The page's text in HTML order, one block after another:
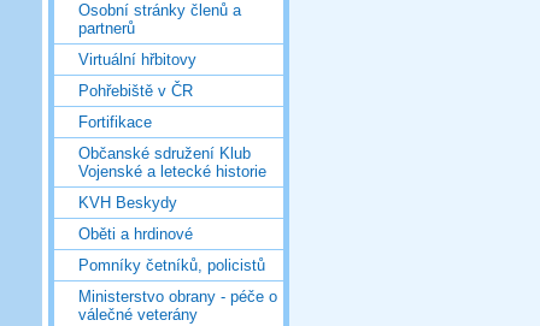
Osobní stránky členů a
partnerů
Virtuální hřbitovy
Pohřebiště v ČR
Fortifikace
Občanské sdružení Klub
Vojenské a letecké historie
KVH Beskydy
Oběti a hrdinové
Pomníky četníků, policistů
Ministerstvo obrany - péče o
válečné veterány